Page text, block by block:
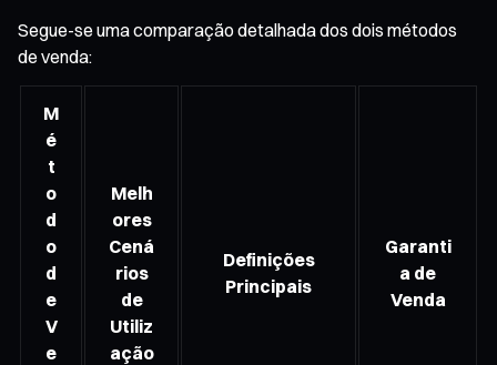
Segue-se uma comparação detalhada dos dois métodos
de venda:
M
é
t
o
d
o
d
e
V
e
Melh
ores
Cená
rios
de
Utiliz
ação
Definições
Principais
Garanti
a de
Venda